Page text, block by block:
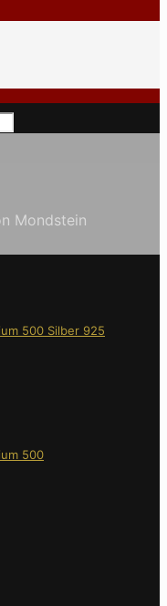
Mondstein
500 Silber 925
500